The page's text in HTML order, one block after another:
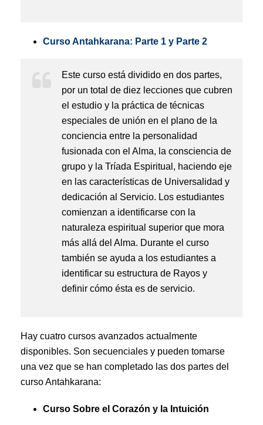
Curso Antahkarana: Parte 1 y Parte 2
Este curso está dividido en dos partes,
por un total de diez lecciones que cubren
el estudio y la práctica de técnicas
especiales de unión en el plano de la
conciencia entre la personalidad
fusionada con el Alma, la consciencia de
grupo y la Tríada Espiritual, haciendo eje
en las características de Universalidad y
dedicación al Servicio. Los estudiantes
comienzan a identificarse con la
naturaleza espiritual superior que mora
más allá del Alma. Durante el curso
también se ayuda a los estudiantes a
identificar su estructura de Rayos y
definir cómo ésta es de servicio.
Hay cuatro cursos avanzados actualmente
disponibles. Son secuenciales y pueden tomarse
una vez que se han completado las dos partes del
curso Antahkarana:
Curso Sobre el Corazón y la Intuición